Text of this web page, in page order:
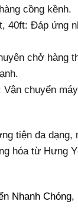
cồng kềnh.
40ft: Đáp ứng
chở hàng
Vận chuyển
tiện đa dạng,
hóa từ Hưng
Nhanh Chóng,